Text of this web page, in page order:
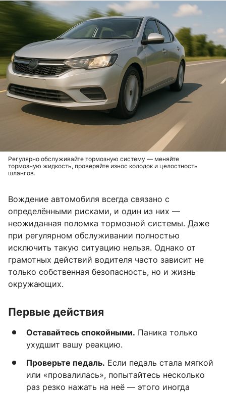
Регулярно обслуживайте тормозную систему — меняйте
тормозную жидкость, проверяйте износ колодок и целостность
шлангов.
Вождение автомобиля всегда связано с
определёнными рисками, и один из них —
неожиданная поломка тормозной системы. Даже
при регулярном обслуживании полностью
исключить такую ситуацию нельзя. Однако от
грамотных действий водителя часто зависит не
только собственная безопасность, но и жизнь
окружающих.
Первые действия
Оставайтесь спокойными. Паника только
ухудшит вашу реакцию.
Проверьте педаль. Если педаль стала мягкой
или «провалилась», попытайтесь несколько
раз резко нажать на неё — этого иногда